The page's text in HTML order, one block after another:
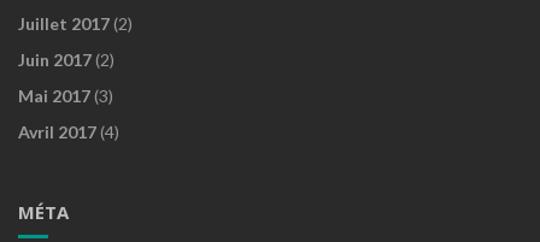
Juillet 2017 (2)
Juin 2017 (2)
Mai 2017 (3)
Avril 2017 (4)
MÉTA